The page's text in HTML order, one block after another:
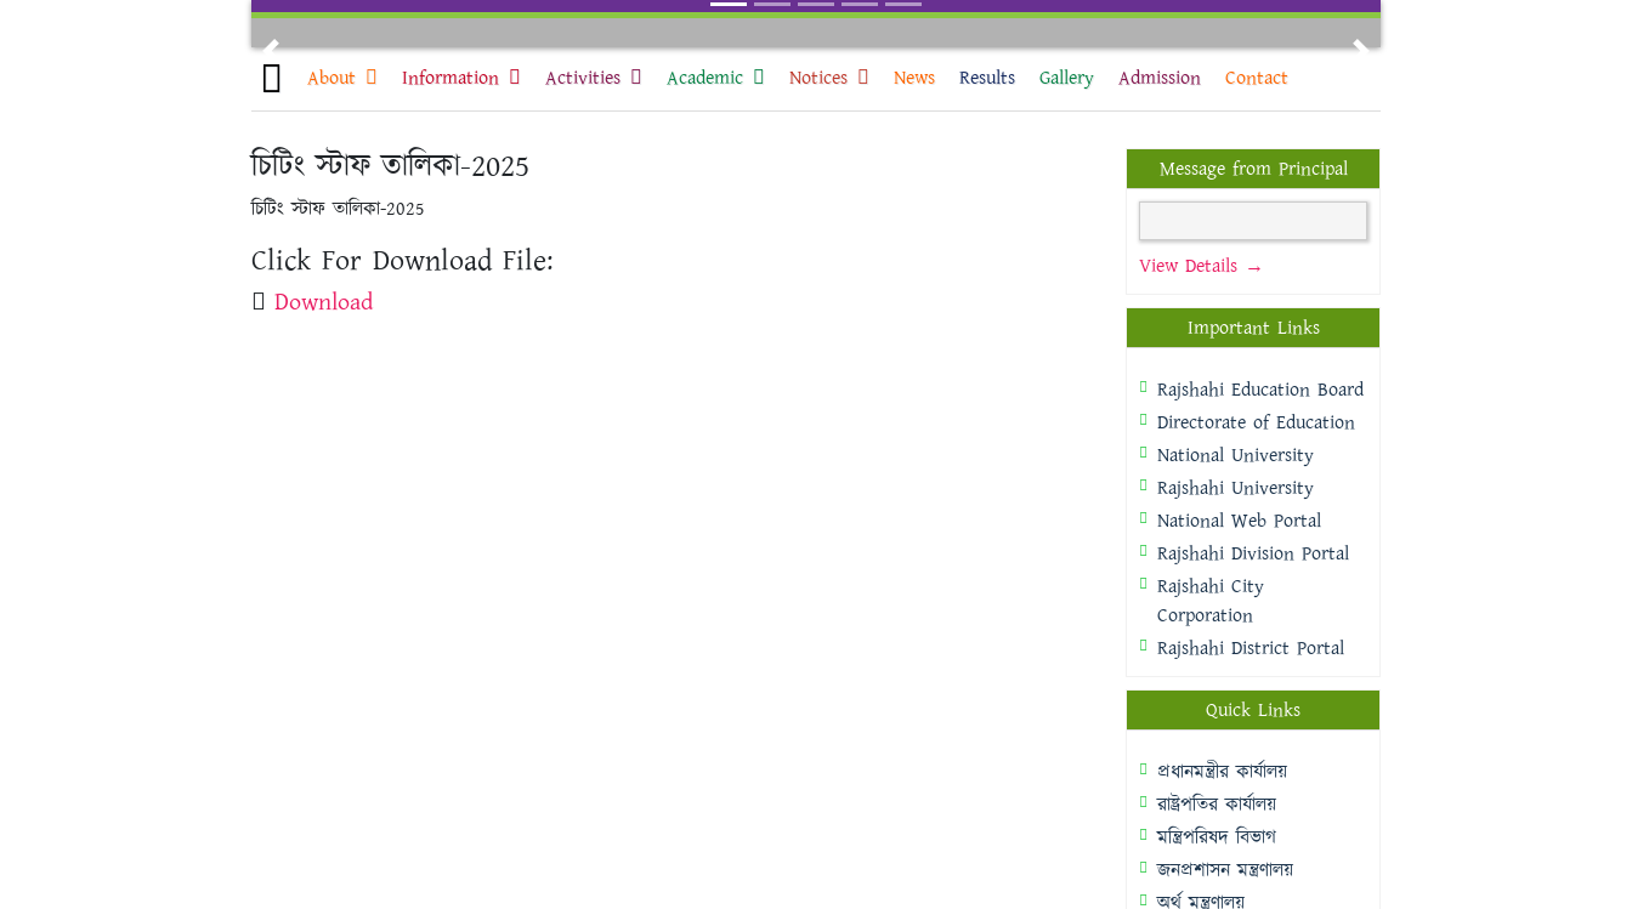
Previous
About Information Activities Academic Notices News Results Gallery Admission Contact
চিটিং স্টাফ তালিকা-2025
চিটিং স্টাফ তালিকা-2025
Click For Download File:
Download
Message from Principal
View Details →
Important Links
Rajshahi Education Board
Directorate of Education
National University
Rajshahi University
National Web Portal
Rajshahi Division Portal
Rajshahi City
Corporation
Rajshahi District Portal
Quick Links
প্রধানমন্ত্রীর কার্যালয়
রাষ্ট্রপতির কার্যালয়
মন্ত্রিপরিষদ বিভাগ
জনপ্রশাসন মন্ত্রণালয়